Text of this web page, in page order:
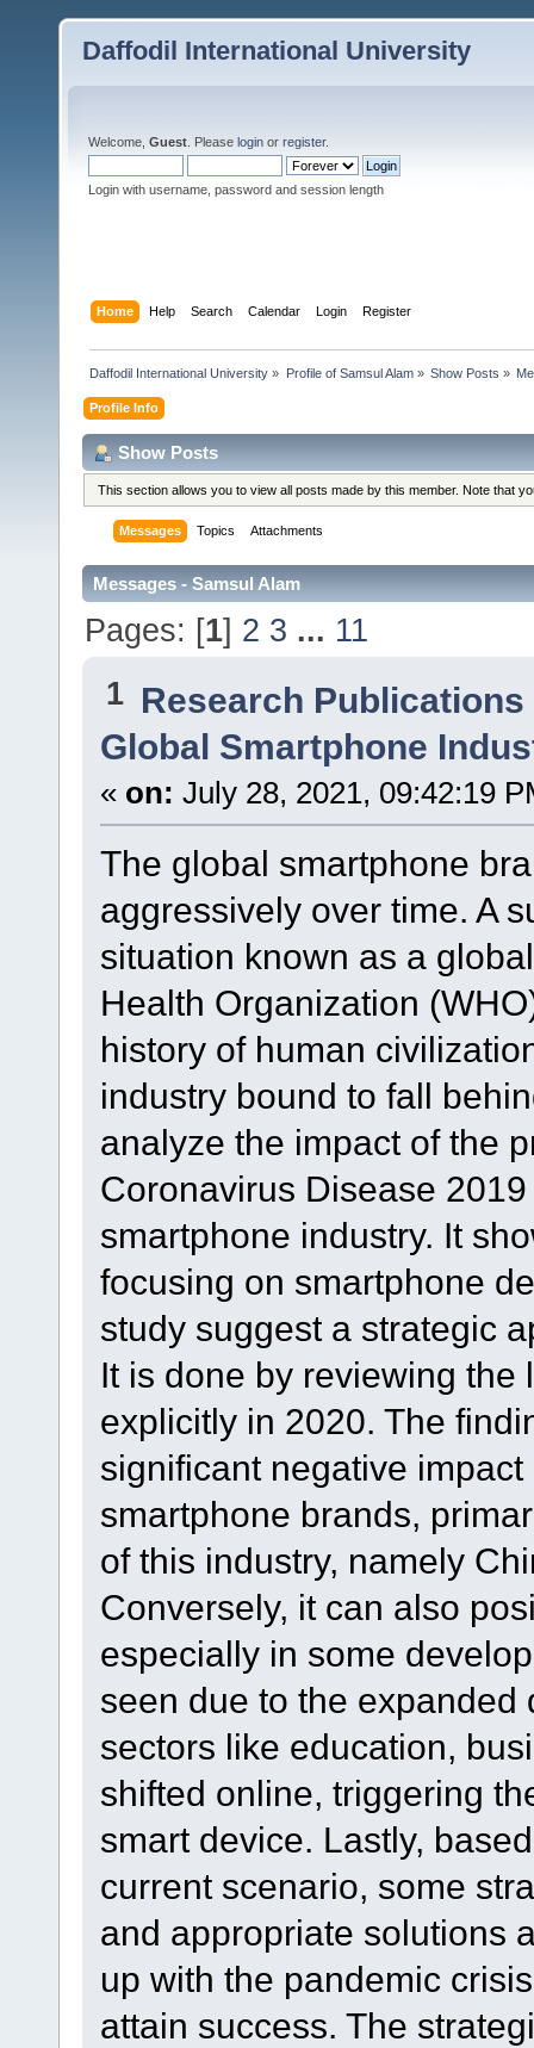
Daffodil International University
Welcome, Guest . Please login or register.
Login with username, password and session length
Home Help Search Calendar Login Register
Daffodil International University » Profile of Samsul Alam» Show Posts »
Profile Info
Show Posts
This section allows you to view all posts made by this member. Note that
Messages Topics Attachments
Messages - Samsul Alam
Pages: [1] 2 3 ... 11
1 Research Publications
Global Smartphone
« on: July 28, 2021, 09:42:19
The global smartphone
aggressively over time. A
situation known as a
Health Organization
history of human
industry bound to fall
analyze the impact of the
Coronavirus Disease
smartphone industry. It
focusing on smartphone
study suggest a strategic
It is done by reviewing
explicitly in 2020. The
significant negative
smartphone brands,
of this industry, namely
Conversely, it can also
especially in some
seen due to the
sectors like education,
shifted online, triggering
smart device. Lastly,
current scenario, some
and appropriate solutions
up with the pandemic
attain success. The